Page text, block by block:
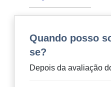
Quando posso
se?
Depois da avaliação